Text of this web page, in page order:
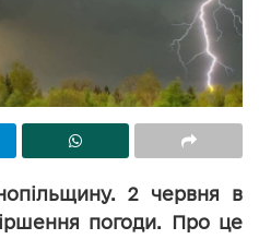
2 червня в
погоди. Про це